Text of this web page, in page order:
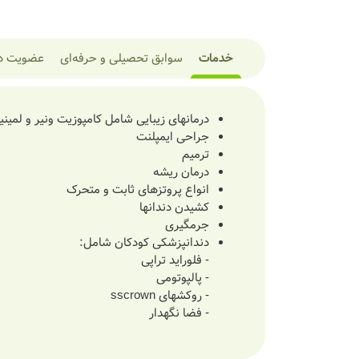
خدمات سوابق تحصیلی و حرفه‌ای عضویت
درمانهای زیبایی شامل کامپوزیت ونیر و
جراحی ایمپلنت
ترمیم
درمان ریشه
انواع پروتزهای ثابت و متحرک
کشیدن دندانها
جرمگیری
دندانپزشکی کودکان شامل:
- فلوراید تراپی
- پالپوتومی
- روکشهای sscrown
- فضا نگهدار